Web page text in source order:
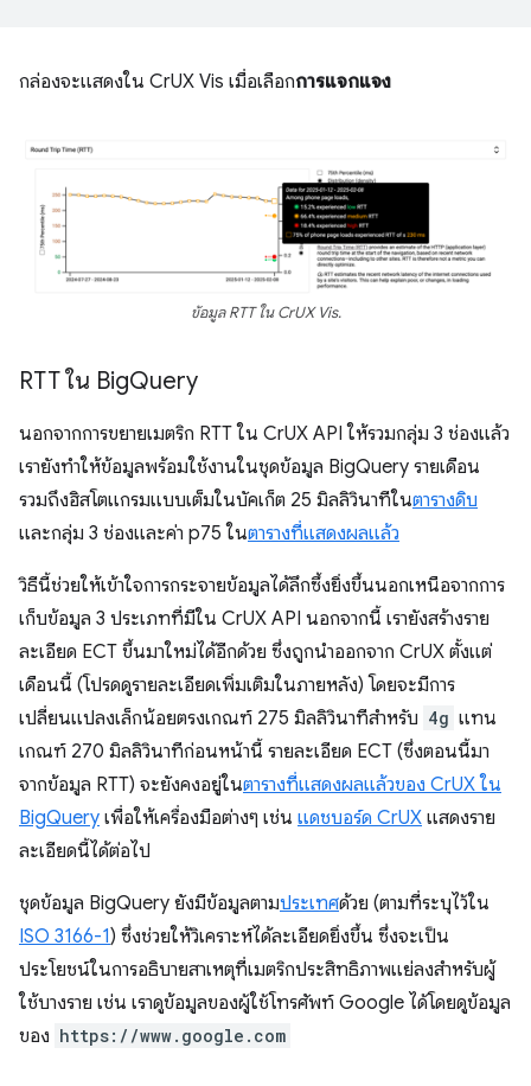
กล่องจะแสดงใน CrUX Vis เมื่อเลือกการแจกแจง
ข้อมูล RTT ใน CrUX Vis.
RTT ใน BigQuery
นอกจากการขยายเมตริก RTT ใน CrUX API ให้รวมกลุ่ม 3 ช่องแล้ว
เรายังทำให้ข้อมูลพร้อมใช้งานในชุดข้อมูล BigQuery รายเดือน
รวมถึงฮิสโตแกรมแบบเต็มในบัคเก็ต 25 มิลลิวินาทีในตารางดิบ
และกลุ่ม 3 ช่องและค่า p75 ในตารางที่แสดงผลแล้ว
วิธีนี้ช่วยให้เข้าใจการกระจายข้อมูลได้ลึกซึ้งยิ่งขึ้นนอกเหนือจากการ
เก็บข้อมูล 3 ประเภทที่มีใน CrUX API นอกจากนี้ เรายังสร้างราย
ละเอียด ECT ขึ้นมาใหม่ได้อีกด้วย ซึ่งถูกนําออกจาก CrUX ตั้งแต่
เดือนนี้ (โปรดดูรายละเอียดเพิ่มเติมในภายหลัง) โดยจะมีการ
เปลี่ยนแปลงเล็กน้อยตรงเกณฑ์ 275 มิลลิวินาทีสําหรับ 4g แทน
เกณฑ์ 270 มิลลิวินาทีก่อนหน้านี้ รายละเอียด ECT (ซึ่งตอนนี้มา
จากข้อมูล RTT) จะยังคงอยู่ในตารางที่แสดงผลแล้วของ CrUX ใน
BigQuery เพื่อให้เครื่องมือต่างๆ เช่น แดชบอร์ด CrUX แสดงราย
ละเอียดนี้ได้ต่อไป
ชุดข้อมูล BigQuery ยังมีข้อมูลตามประเทศด้วย (ตามที่ระบุไว้ใน
ISO 3166-1) ซึ่งช่วยให้วิเคราะห์ได้ละเอียดยิ่งขึ้น ซึ่งจะเป็น
ประโยชน์ในการอธิบายสาเหตุที่เมตริกประสิทธิภาพแย่ลงสําหรับผู้
ใช้บางราย เช่น เราดูข้อมูลของผู้ใช้โทรศัพท์ Google ได้โดยดูข้อมูล
ของ https://www.google.com